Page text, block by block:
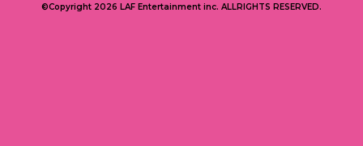
©Copyright 2026 LAF Entertainment inc. ALLRIGHTS RESERVED.